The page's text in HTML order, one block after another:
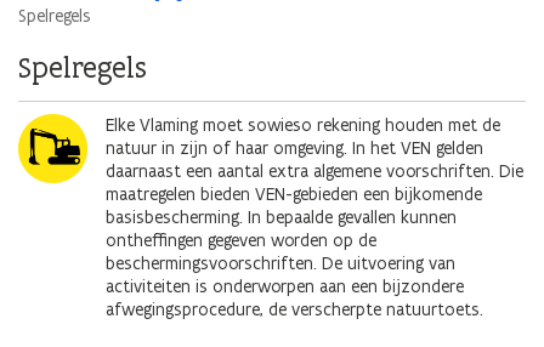
Spelregels
Spelregels
AfbeeldingElke Vlaming moet sowieso rekening houden met de
natuur in zijn of haar omgeving. In het VEN gelden
daarnaast een aantal extra algemene voorschriften. Die
maatregelen bieden VEN-gebieden een bijkomende
basisbescherming. In bepaalde gevallen kunnen
ontheffingen gegeven worden op de
beschermingsvoorschriften. De uitvoering van
activiteiten is onderworpen aan een bijzondere
afwegingsprocedure, de verscherpte natuurtoets.